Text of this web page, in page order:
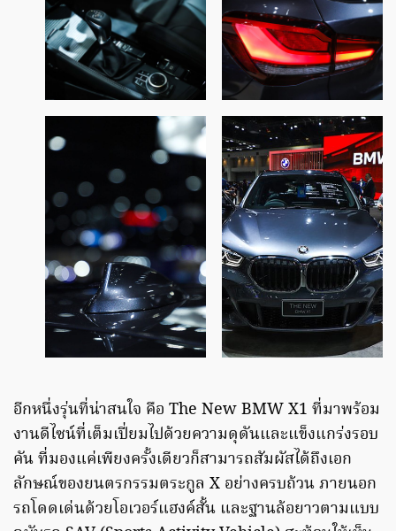
อีกหนึ่งรุ่นที่น่าสนใจ คือ The New BMW X1 ที่มาพร้อม
งานดีไซน์ที่เต็มเปี่ยมไปด้วยความดุดันและแข็งแกร่งรอบ
คัน ที่มองแค่เพียงครั้งเดียวก็สามารถสัมผัสได้ถึงเอก
ลักษณ์ของยนตรกรรมตระกูล X อย่างครบถ้วน ภายนอก
รถโดดเด่นด้วยโอเวอร์แฮงค์สั้น และฐานล้อยาวตามแบบ